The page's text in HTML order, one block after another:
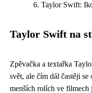
Taylor Swift:
Taylor Swift na
Zpěvačka a textařka
svět, ale čím dál častěji
menších rolích ve